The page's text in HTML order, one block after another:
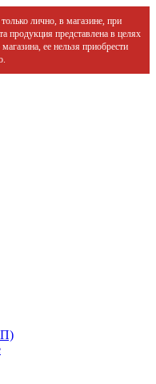
лично, в магазине, при
продукция представлена в целях
ее нельзя приобрести